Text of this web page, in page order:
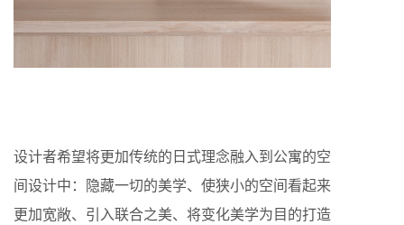
设计者希望将更加传统的日式理念融入到公寓的空
间设计中：隐藏一切的美学、使狭小的空间看起来
更加宽敞、引入联合之美、将变化美学为目的打造